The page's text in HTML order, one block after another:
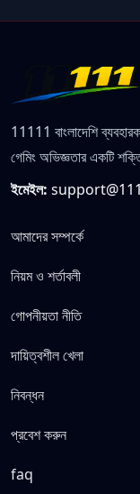
11111 বাংলাদেশি
গেমিং অভিজ্ঞতার একটি
ইমেইল:
আমাদের সম্পর্কে
নিয়ম ও শর্তাবলী
গোপনীয়তা নীতি
দায়িত্বশীল খেলা
নিবন্ধন
প্রবেশ করুন
faq